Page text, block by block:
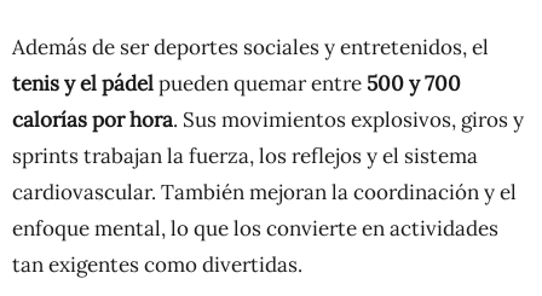
Además de ser deportes sociales y entretenidos, el
tenis y el pádelpueden quemar entre 500 y 700
calorías por hora. Sus movimientos explosivos, giros y
sprints trabajan la fuerza, los reflejos y el sistema
cardiovascular. También mejoran la coordinación y el
enfoque mental, lo que los convierte en actividades
tan exigentes como divertidas.